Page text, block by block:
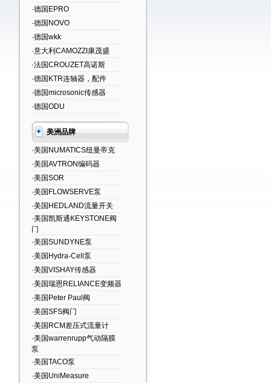
·德国EPRO
·德国NOVO
·德国wkk
·意大利CAMOZZI康茂盛
·法国CROUZET高诺斯
·德国KTR连轴器，配件
·德国microsonic传感器
·德国ODU
美洲品牌
·美国NUMATICS纽曼帝克
·美国AVTRON编码器
·美国SOR
·美国FLOWSERVE泵
·美国HEDLAND流量开关
·美国凯斯通KEYSTONE阀
门
·美国SUNDYNE泵
·美国Hydra-Cell泵
·美国VISHAY传感器
·美国瑞恩RELIANCE变频器
·美国Peter Paul阀
·美国SFS阀门
·美国RCM差压式流量计
·美国warrenrupp气动隔膜
泵
·美国TACO泵
·美国UniMeasure